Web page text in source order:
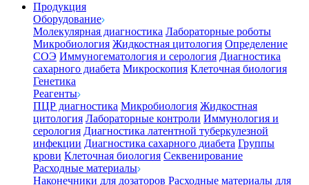
Продукция
Оборудование
Молекулярная диагностика Лабораторные роботы
Микробиология Жидкостная цитология Определение
СОЭ Иммуногематология и серология Диагностика
сахарного диабета Микроскопия Клеточная биология
Генетика
Реагенты
ПЦР диагностика Микробиология Жидкостная
цитология Лабораторные контроли Иммунология и
серология Диагностика латентной туберкулезной
инфекции Диагностика сахарного диабета Группы
крови Клеточная биология Секвенирование
Расходные материалы
Наконечники для дозаторов Расходные материалы для